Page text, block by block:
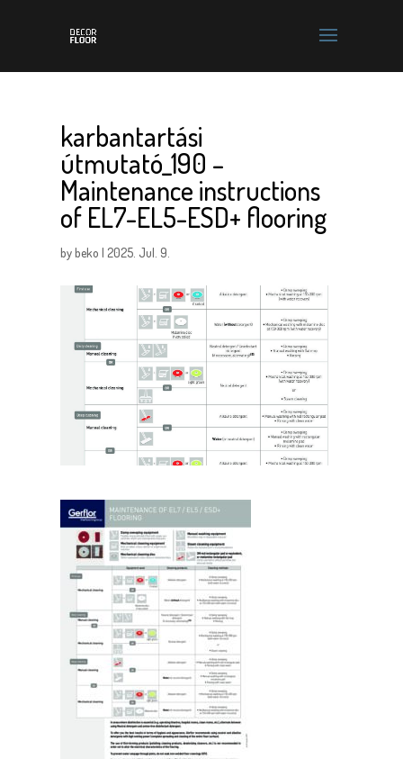
karbantartási
útmutató_190 –
Maintenance instructions
of EL7-EL5-ESD+ flooring
bybeko |2025. Jul. 9.